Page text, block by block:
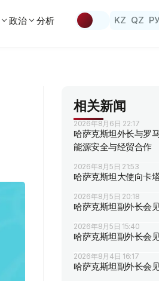
政治 分析 KZ QZ
相关新闻
2026年8月6日 22:17
哈萨克斯坦外长与罗
能源安全与经贸合作
2026年8月5日 21:53
哈萨克斯坦大使向卡
2026年8月5日 20:18
哈萨克斯坦副外长会
2026年8月5日 15:40
哈萨克斯坦副外长会
2026年8月4日 16:17
哈萨克斯坦副外长会